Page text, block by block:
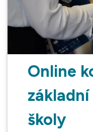
Online
školy